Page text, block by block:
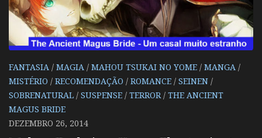
FANTASIA / MAGIA / MAHOU TSUKAI NO YOME / MANGA /
MISTÉRIO / RECOMENDAÇÃO / ROMANCE / SEINEN /
SOBRENATURAL / SUSPENSE / TERROR/ THE ANCIENT
MAGUS BRIDE
DEZEMBRO 26, 2014